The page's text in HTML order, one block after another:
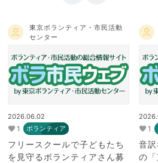
東京ボランティア・市民活動
センター
2026.06.02
1 ボランティア
フリースクールで子どもたち
を見守るボランティアさん募
1
音
の